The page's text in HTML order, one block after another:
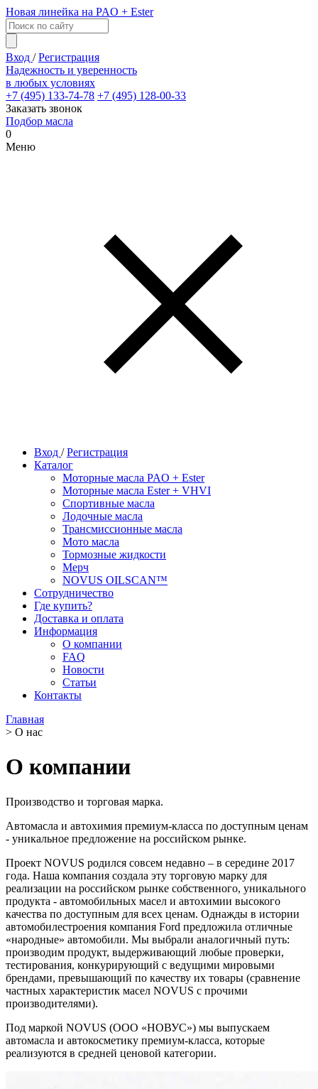
Новая линейка на PAO + Ester
Вход /Регистрация
Надежность и уверенность
в любых условиях
+7 (495) 133-74-78 +7 (495) 128-00-33
Заказать звонок
Подбор масла
0
Меню
Вход /Регистрация
Каталог
Моторные масла PAO + Ester
Моторные масла Ester + VHVI
Спортивные масла
Лодочные масла
Трансмиссионные масла
Мото масла
Тормозные жидкости
Мерч
NOVUS OILSCAN™
Сотрудничество
Где купить?
Доставка и оплата
Информация
О компании
FAQ
Новости
Статьи
Контакты
Главная
> О нас
О компании
Производство и торговая марка.
Автомасла и автохимия премиум-класса по доступным ценам
- уникальное предложение на российском рынке.
Проект NOVUS родился совсем недавно – в середине 2017
года. Наша компания создала эту торговую марку для
реализации на российском рынке собственного, уникального
продукта - автомобильных масел и автохимии высокого
качества по доступным для всех ценам. Однажды в истории
автомобилестроения компания Ford предложила отличные
«народные» автомобили. Мы выбрали аналогичный путь:
производим продукт, выдерживающий любые проверки,
тестирования, конкурирующий с ведущими мировыми
брендами, превышающий по качеству их товары (сравнение
частных характеристик масел NOVUS с прочими
производителями).
Под маркой NOVUS (ООО «НОВУС») мы выпускаем
автомасла и автокосметику премиум-класса, которые
реализуются в средней ценовой категории.